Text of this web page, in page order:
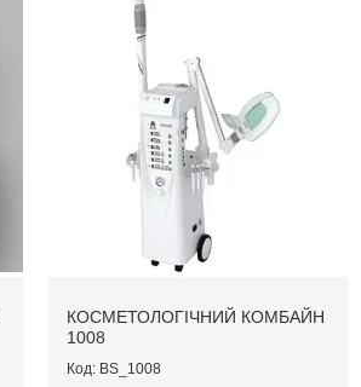
КОСМЕТОЛОГІЧНИЙ КОМБАЙН
1008
BS_1008